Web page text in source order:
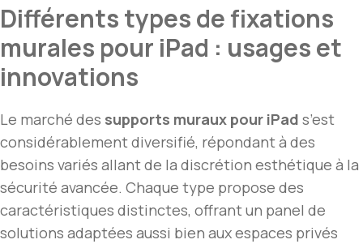
Différents types de fixations
murales pour iPad : usages et
innovations
Le marché des supports muraux pour iPad s’est
considérablement diversifié, répondant à des
besoins variés allant de la discrétion esthétique à la
sécurité avancée. Chaque type propose des
caractéristiques distinctes, offrant un panel de
solutions adaptées aussi bien aux espaces privés